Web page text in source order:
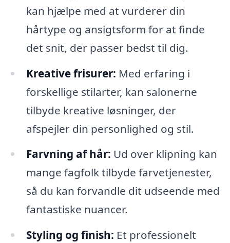
kan hjælpe med at vurderer din
hårtype og ansigtsform for at finde
det snit, der passer bedst til dig.
Kreative frisurer: Med erfaring i
forskellige stilarter, kan salonerne
tilbyde kreative løsninger, der
afspejler din personlighed og stil.
Farvning af hår: Ud over klipning kan
mange fagfolk tilbyde farvetjenester,
så du kan forvandle dit udseende med
fantastiske nuancer.
Styling og finish: Et professionelt